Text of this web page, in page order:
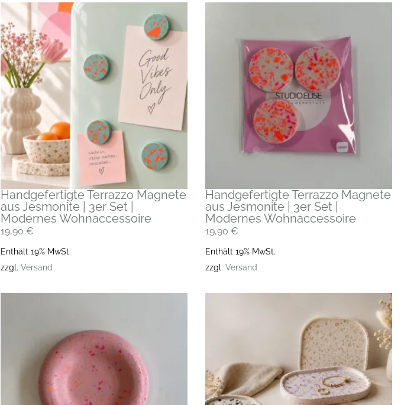
Handgefertigte Terrazzo Magnete
aus Jesmonite | 3er Set |
Modernes Wohnaccessoire
19,90 €
Enthält 19% MwSt.
zzgl. Versand
Handgefertigte Terrazzo Magnete
aus Jesmonite | 3er Set |
Modernes Wohnaccessoire
19,90 €
Enthält 19% MwSt.
zzgl. Versand